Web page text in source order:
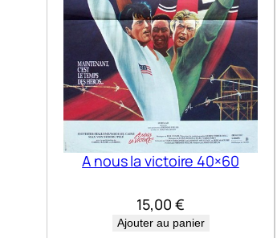
A nous la victoire 40×60
15,00 €
Ajouter au panier